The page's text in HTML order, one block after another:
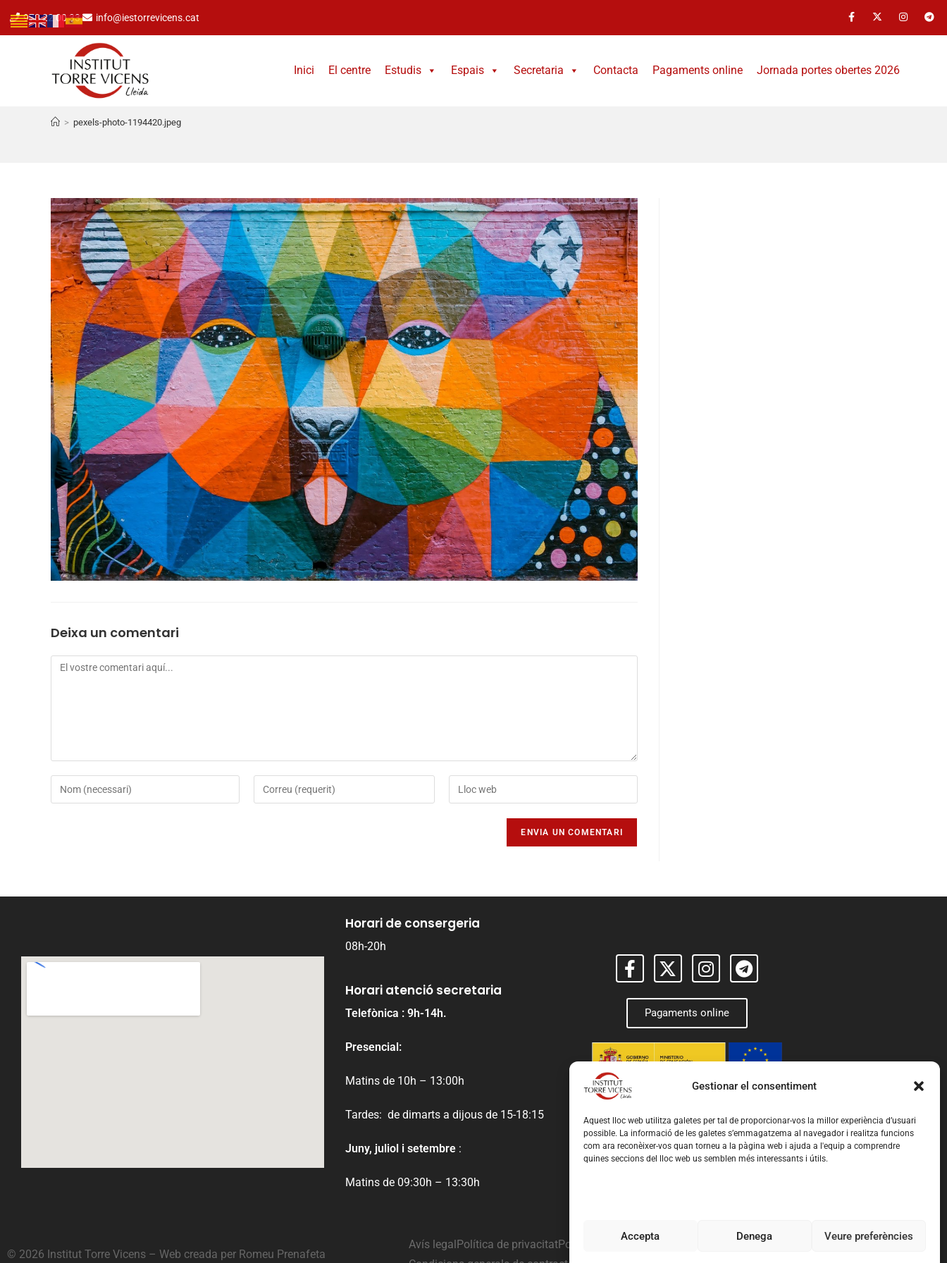
Gestionar el consentiment
Aquest lloc web utilitza galetes per tal de proporcionar-vos la millor experiència d’usuari
possible. La informació de les galetes s’emmagatzema al navegador i realitza funcions
com ara reconèixer-vos quan torneu a la pàgina web i ajuda a l'equip a comprendre
quines seccions del lloc web us semblen més interessants i útils.
Accepta Denega Veure preferències
973 22 00 33 info@iestorrevicens.cat
Inici El centre Estudis Espais Secretaria Contacta Pagaments online Jornada portes obertes 2026
> pexels-photo-1194420.jpeg
Deixa un comentari
Horari de consergeria
08h-20h
Horari atenció secretaria
Telefònica : 9h-14h.
Presencial:
Matins de 10h – 13:00h
Tardes: de dimarts a dijous de 15-18:15
Juny, juliol i setembre:
Matins de 09:30h – 13:30h
Pagaments online
© 2026 Institut Torre Vicens – Web creada per Romeu Prenafeta
Avís legal Política de privacitatPolítica de cookies